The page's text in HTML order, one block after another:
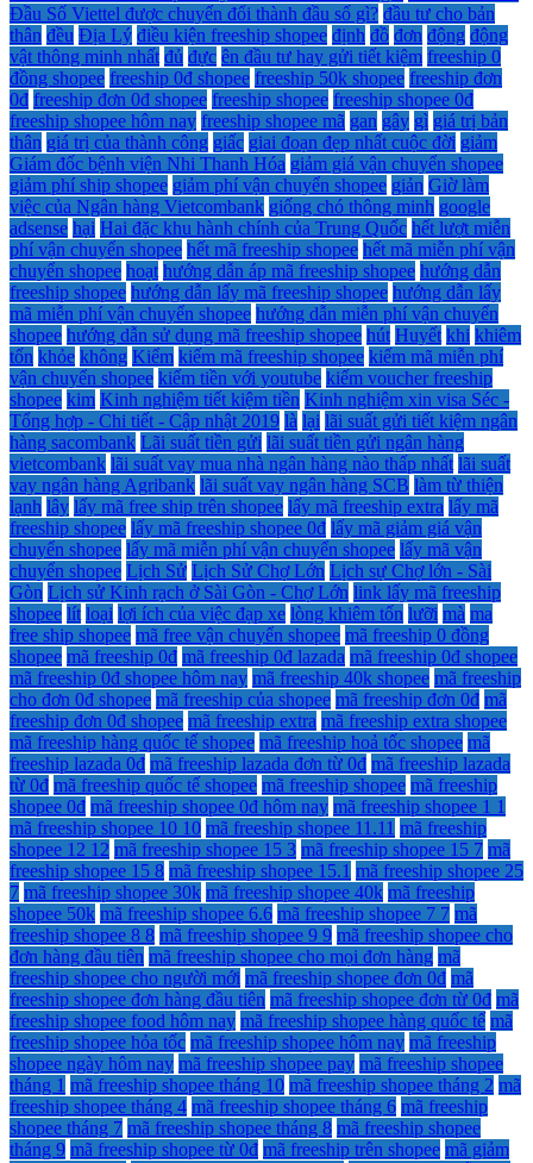
Đầu Số Viettel được chuyển đổi thành đầu số gì? đầu tư cho bản
thân đều Địa Lý điều kiện freeship shopee định đồ đơn động động
vật thông minh nhất đủ đực ên đầu tư hay gửi tiết kiệm freeship 0
đồng shopee freeship 0đ shopee freeship 50k shopee freeship đơn
0đ freeship đơn 0đ shopee freeship shopee freeship shopee 0đ
freeship shopee hôm nay freeship shopee mã gan gây gì giá trị bản
thân giá trị của thành công giấc giai đoạn đẹp nhất cuộc đời giảm
Giám đốc bệnh viện Nhi Thanh Hóa giảm giá vận chuyển shopee
giảm phí ship shopee giảm phí vận chuyển shopee giản Giờ làm
việc của Ngân hàng Vietcombank giống chó thông minh google
adsense hại Hai đặc khu hành chính của Trung Quốc hết lượt miễn
phí vận chuyển shopee hết mã freeship shopee hết mã miễn phí vận
chuyển shopee hoạt hướng dẫn áp mã freeship shopee hướng dẫn
freeship shopee hướng dẫn lấy mã freeship shopee hướng dẫn lấy
mã miễn phí vận chuyển shopee hướng dẫn miễn phí vận chuyển
shopee hướng dẫn sử dụng mã freeship shopee hút Huyết khi khiêm
tốn khỏe không Kiểm kiếm mã freeship shopee kiếm mã miễn phí
vận chuyển shopee kiếm tiền với youtube kiếm voucher freeship
shopee kim Kinh nghiệm tiết kiệm tiền Kinh nghiệm xin visa Séc -
Tổng hợp - Chi tiết - Cập nhật 2019 là lại lãi suất gửi tiết kiệm ngân
hàng sacombank Lãi suất tiền gửi lãi suất tiền gửi ngân hàng
vietcombank lãi suất vay mua nhà ngân hàng nào thấp nhất lãi suất
vay ngân hàng Agribank lãi suất vay ngân hàng SCB làm từ thiện
lạnh lây lấy mã free ship trên shopee lấy mã freeship extra lấy mã
freeship shopee lấy mã freeship shopee 0đ lấy mã giảm giá vận
chuyển shopee lấy mã miễn phí vận chuyển shopee lấy mã vận
chuyển shopee Lịch Sử Lịch Sử Chợ Lớn Lịch sự Chợ lớn - Sài
Gòn Lịch sử Kinh rạch ở Sài Gòn - Chợ Lớn link lấy mã freeship
shopee lít loại lợi ích của việc đạp xe lòng khiêm tốn lưỡi mà ma
free ship shopee mã free vận chuyển shopee mã freeship 0 đồng
shopee mã freeship 0đ mã freeship 0đ lazada mã freeship 0đ shopee
mã freeship 0đ shopee hôm nay mã freeship 40k shopee mã freeship
cho đơn 0đ shopee mã freeship của shopee mã freeship đơn 0đ mã
freeship đơn 0đ shopee mã freeship extra mã freeship extra shopee
mã freeship hàng quốc tế shopee mã freeship hoả tốc shopee mã
freeship lazada 0đ mã freeship lazada đơn từ 0đ mã freeship lazada
từ 0đ mã freeship quốc tế shopee mã freeship shopee mã freeship
shopee 0đ mã freeship shopee 0đ hôm nay mã freeship shopee 1 1
mã freeship shopee 10 10 mã freeship shopee 11.11 mã freeship
shopee 12 12 mã freeship shopee 15 3 mã freeship shopee 15 7 mã
freeship shopee 15 8 mã freeship shopee 15.1 mã freeship shopee 25
7 mã freeship shopee 30k mã freeship shopee 40k mã freeship
shopee 50k mã freeship shopee 6.6 mã freeship shopee 7 7 mã
freeship shopee 8 8 mã freeship shopee 9 9 mã freeship shopee cho
đơn hàng đầu tiên mã freeship shopee cho mọi đơn hàng mã
freeship shopee cho người mới mã freeship shopee đơn 0đ mã
freeship shopee đơn hàng đầu tiên mã freeship shopee đơn từ 0đ mã
freeship shopee food hôm nay mã freeship shopee hàng quốc tế mã
freeship shopee hỏa tốc mã freeship shopee hôm nay mã freeship
shopee ngày hôm nay mã freeship shopee pay mã freeship shopee
tháng 1 mã freeship shopee tháng 10 mã freeship shopee tháng 2 mã
freeship shopee tháng 4 mã freeship shopee tháng 6 mã freeship
shopee tháng 7 mã freeship shopee tháng 8 mã freeship shopee
tháng 9 mã freeship shopee từ 0đ mã freeship trên shopee mã giảm